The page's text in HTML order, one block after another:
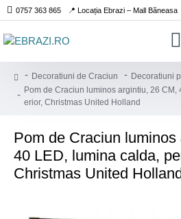
0757 363 865 📍 Locația Ebrazi – Mall Băneasa
Decoratiuni de Craciun
Decoratiuni
Pom de Craciun luminos argintiu, 26
erior, Christmas United Holland
Pom de Craciun
40 LED, lumina calda,
Christmas United